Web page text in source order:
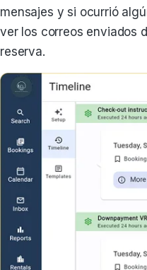
mensajes y si ocurrió
ver los correos enviados
reserva.